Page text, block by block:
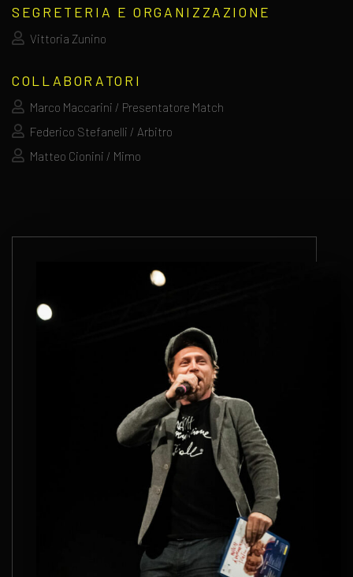
SEGRETERIA E ORGANIZZAZIONE
Vittoria Zunino
COLLABORATORI
Marco Maccarini / Presentatore Match
Federico Stefanelli / Arbitro
Matteo Cionini / Mimo